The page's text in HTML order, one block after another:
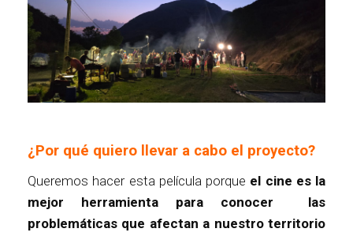
¿Por qué quiero llevar a cabo el proyecto?
Queremos hacer esta película porque el cine es la
mejor herramienta para conocer las
problemáticas que afectan a nuestro territorio